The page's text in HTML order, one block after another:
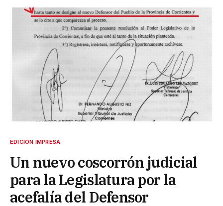
EDICIÓN IMPRESA
Un nuevo coscorrón judicial
para la Legislatura por la
acefalía del Defensor